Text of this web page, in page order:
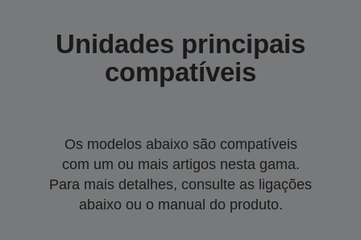
Unidades principais
compatíveis
Os modelos abaixo são compatíveis
com um ou mais artigos nesta gama.
Para mais detalhes, consulte as ligações
abaixo ou o manual do produto.